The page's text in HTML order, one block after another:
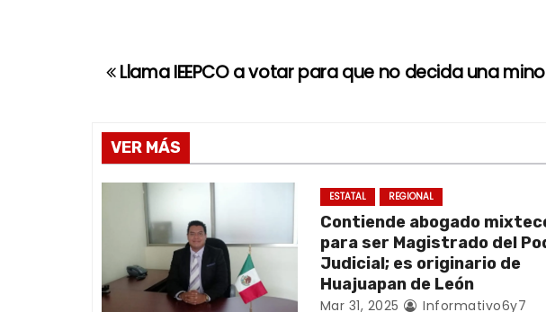
N
v
e
a
Llama IEEPCO a votar para que no decida una
VER MÁS
ESTATAL REGIONAL
Contiende abogado
para ser Magistrado del
Judicial; es originario de
Huajuapan de León
Mar 31, 2025 Informativo6y7